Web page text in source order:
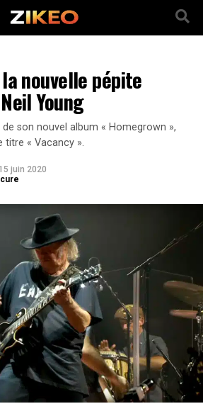
nouvelle pépite
Young
son nouvel album « Homegrown »,
titre « Vacancy ».
juin 2020